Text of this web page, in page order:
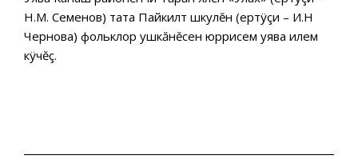
Н.М. Семенов) тата Пайкилт шкулĕн (ертÿçи – И.Н
Чернова) фольклор ушкăнĕсен юррисем уява илем
кÿчĕç.